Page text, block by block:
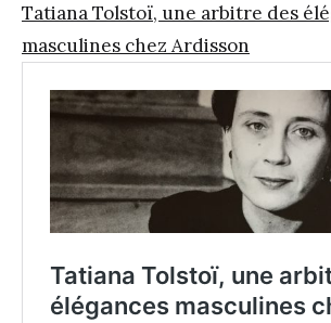
Tatiana Tolstoï, une arbitre des
masculines chez Ardisson